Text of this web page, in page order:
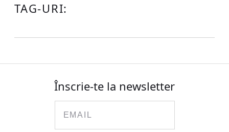
TAG-URI:
Înscrie-te la newsletter